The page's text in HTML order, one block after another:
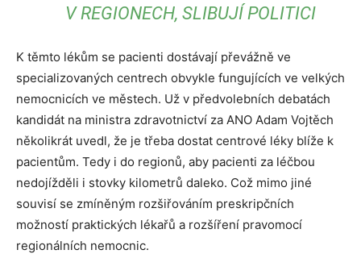
V REGIONECH, SLIBUJÍ POLITICI
K těmto lékům se pacienti dostávají převážně ve
specializovaných centrech obvykle fungujících ve velkých
nemocnicích ve městech. Už v předvolebních debatách
kandidát na ministra zdravotnictví za ANO Adam Vojtěch
několikrát uvedl, že je třeba dostat centrové léky blíže k
pacientům. Tedy i do regionů, aby pacienti za léčbou
nedojížděli i stovky kilometrů daleko. Což mimo jiné
souvisí se zmíněným rozšiřováním preskripčních
možností praktických lékařů a rozšíření pravomocí
regionálních nemocnic.